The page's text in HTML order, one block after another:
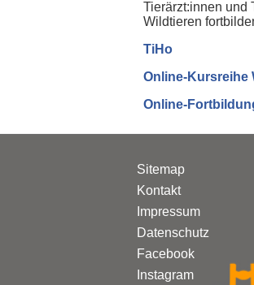
Tierärzt:innen und
Wildtieren
TiHo
Online-Kursreihe
Online-
Sitemap
Kontakt
Impressum
Datenschutz
Facebook
Instagram